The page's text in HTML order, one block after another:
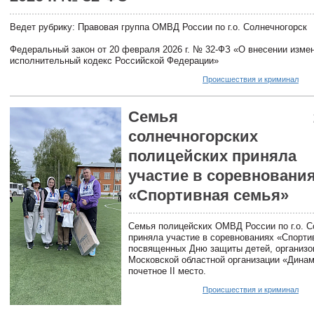
Ведет рубрику: Правовая группа ОМВД России по г.о. Солнечногорск
Федеральный закон от 20 февраля 2026 г. № 32-ФЗ «О внесении
исполнительный кодекс Российской Федерации»
Происшествия и криминал
Семья
солнечногорских
полицейских приняла
участие в
«Спортивная семья»
Семья полицейских ОМВД России по г.о.
приняла участие в соревнованиях
посвященных Дню защиты детей,
Московской областной организации
почетное II место.
Происшествия и криминал